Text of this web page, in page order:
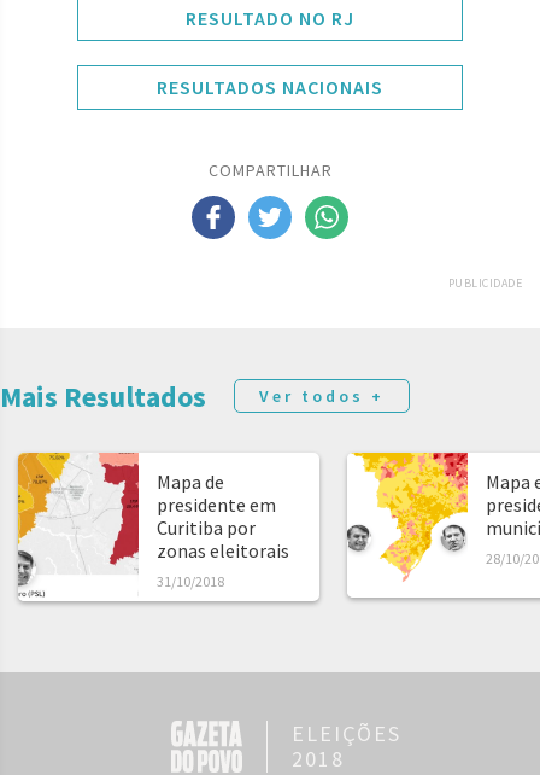
RESULTADO NO RJ
RESULTADOS NACIONAIS
COMPARTILHAR
PUBLICIDADE
Mais Resultados Ver todos +
Mapa de
presidente em
Curitiba por
zonas eleitorais
31/10/2018
Mapa
28/10/
ELEIÇÕES
2018